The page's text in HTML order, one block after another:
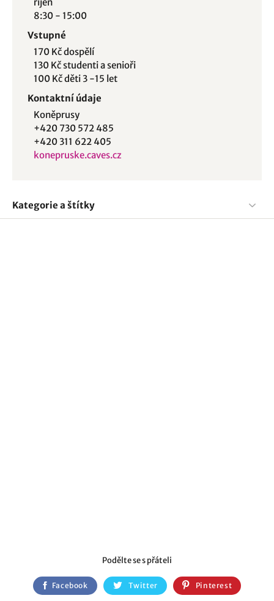
8:30 - 15:00
Vstupné
170 Kč dospělí
130 Kč studenti a senioři
100 Kč děti 3 -15 let
Kontaktní údaje
Koněprusy
+420 730 572 485
+420 311 622 405
konepruske.caves.cz
Kategorie a štítky
Podělte se s přáteli
Facebook Twitter Pinterest